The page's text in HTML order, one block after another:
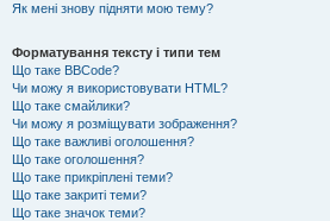
Як мені знову підняти мою тему?
Форматування тексту і типи тем
Що таке BBCode?
Чи можу я використовувати HTML?
Що таке смайлики?
Чи можу я розміщувати зображення?
Що таке важливі оголошення?
Що таке оголошення?
Що таке прикріплені теми?
Що таке закриті теми?
Що таке значок теми?